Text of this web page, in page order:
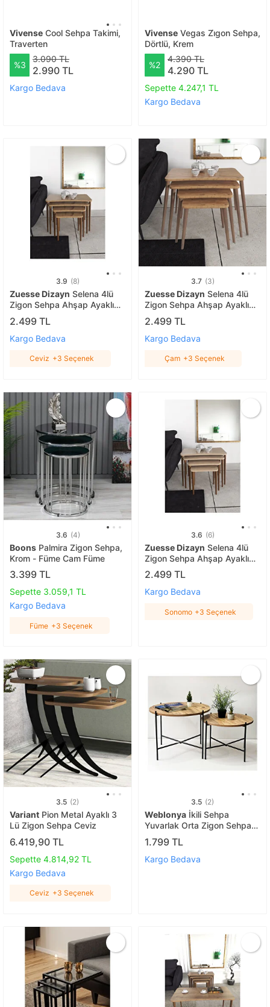
Vivense Cool Sehpa Takimi,
Traverten
%3
3.090 TL
2.990 TL
Kargo Bedava
Vivense Vegas Zi̇gon Sehpa,
Dörtlü, Krem
%2
4.390 TL
4.290 TL
Sepette 4.247,1 TL
Kargo Bedava
3.9 (8)
Zuesse Dizayn Selena 4lü
Zigon Sehpa Ahşap Ayaklı
Salon Seti Çay Sehpası
Ceviz
2.499 TL
Kargo Bedava
Ceviz +3 Seçenek
3.7 (3)
Zuesse Dizayn Selena 4lü
Zigon Sehpa Ahşap Ayaklı
Salon Seti Çay Sehpası Çam
2.499 TL
Kargo Bedava
Çam +3 Seçenek
3.6 (4)
Boons Palmira Zigon Sehpa,
Krom - Füme Cam Füme
3.399 TL
Sepette 3.059,1 TL
Kargo Bedava
Füme +3 Seçenek
3.6 (6)
Zuesse Dizayn Selena 4lü
Zigon Sehpa Ahşap Ayaklı
Salon Seti Çay Sehpası
Sonomo
2.499 TL
Kargo Bedava
Sonomo +3 Seçenek
3.5 (2)
Variant Pion Metal Ayaklı 3
Lü Zigon Sehpa Ceviz
6.419,90 TL
Sepette 4.814,92 TL
Kargo Bedava
Ceviz +3 Seçenek
3.5 (2)
Weblonya İkili Sehpa
Yuvarlak Orta Zigon Sehpa
5185
1.799 TL
Kargo Bedava